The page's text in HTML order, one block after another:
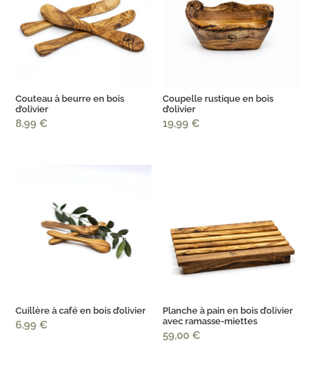
Couteau à beurre en bois
d’olivier
8,99€
Coupelle rustique en bois
d’olivier
19,99€
Cuillère à café en bois d’olivier
6,99€
Planche à pain en bois d’olivier
avec ramasse-miettes
59,00€